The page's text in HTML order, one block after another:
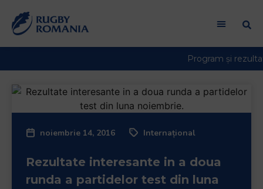
noiembrie 14, 2016 Internațional
Rezultate interesante in a doua
runda a partidelor test din luna